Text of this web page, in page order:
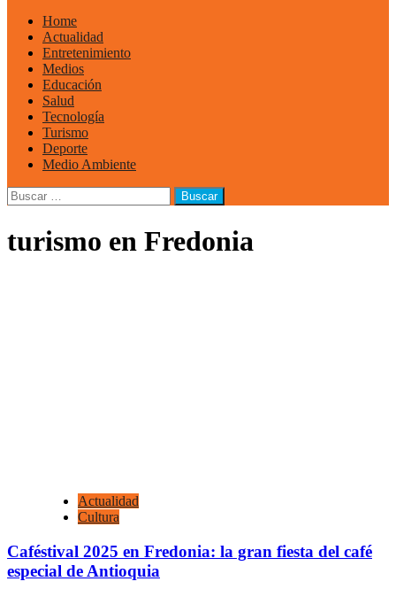
Home
Actualidad
Entretenimiento
Medios
Educación
Salud
Tecnología
Turismo
Deporte
Medio Ambiente
Buscar:
turismo en Fredonia
Actualidad
Cultura
Caféstival 2025 en Fredonia: la gran fiesta del café
especial de Antioquia